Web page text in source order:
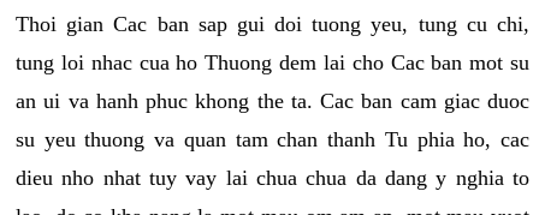
Thoi gian Cac ban sap gui doi tuong yeu, tung cu chi,
tung loi nhac cua ho Thuong dem lai cho Cac ban mot su
an ui va hanh phuc khong the ta. Cac ban cam giac duoc
su yeu thuong va quan tam chan thanh Tu phia ho, cac
dieu nho nhat tuy vay lai chua chua da dang y nghia to